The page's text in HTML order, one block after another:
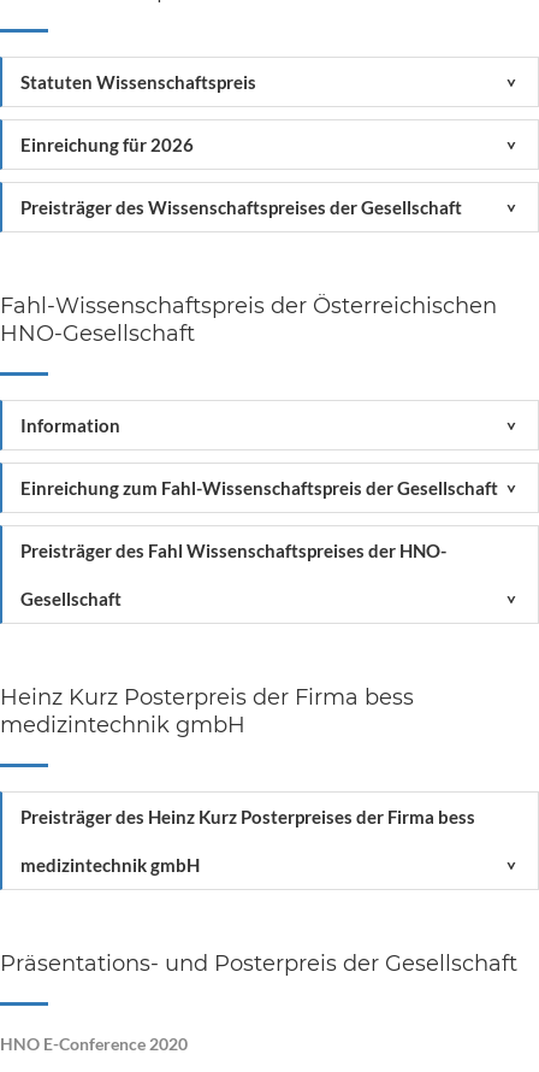
Statuten Wissenschaftspreis <
Einreichung für 2026 <
Preisträger des Wissenschaftspreises der Gesellschaft <
Fahl-Wissenschaftspreis der Österreichischen
HNO-Gesellschaft
Information <
Einreichung zum Fahl-Wissenschaftspreis der Gesellschaft <
Preisträger des Fahl Wissenschaftspreises der HNO-
Gesellschaft <
Heinz Kurz Posterpreis der Firma bess
medizintechnik gmbH
Preisträger des Heinz Kurz Posterpreises der Firma bess
medizintechnik gmbH <
Präsentations- und Posterpreis der Gesellschaft
HNO E-Conference 2020